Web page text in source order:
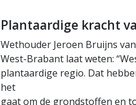
Plantaardige kracht
Wethouder Jeroen Bruijns
West-Brabant laat weten:
plantaardige regio. Dat
het
gaat om de grondstoffen en